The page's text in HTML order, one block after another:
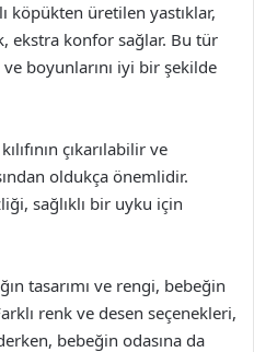
köpükten üretilen yastıklar,
ekstra konfor sağlar. Bu tür
ve boyunlarını iyi bir şekilde
çıkarılabilir ve
oldukça önemlidir.
sağlıklı bir uyku için
tasarımı ve rengi, bebeğin
renk ve desen seçenekleri,
bebeğin odasına da